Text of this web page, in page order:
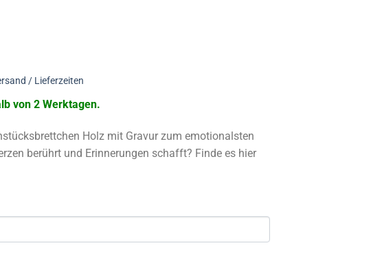
/ Lieferzeiten
von 2 Werktagen.
Holz mit Gravur zum emotionalsten
berührt und Erinnerungen schafft? Finde es hier